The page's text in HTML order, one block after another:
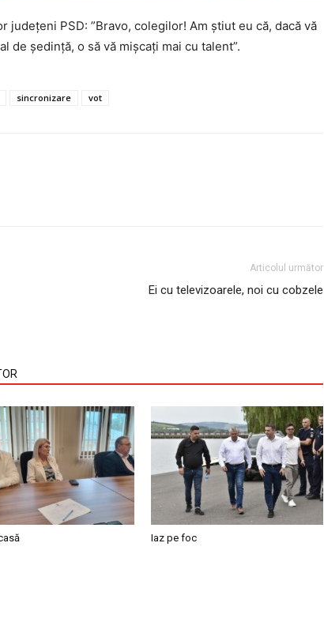
PSD: ”Bravo, colegilor! Am știut eu că, dacă vă
de ședință, o să vă mișcați mai cu talent”.
sincronizare vot
Articolul următor
Ei cu televizoarele, noi cu cobzele
Iaz pe foc